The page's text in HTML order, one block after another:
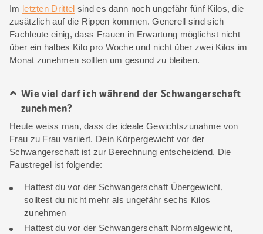
Im letzten Drittel sind es dann noch ungefähr fünf Kilos, die
zusätzlich auf die Rippen kommen. Generell sind sich
Fachleute einig, dass Frauen in Erwartung möglichst nicht
über ein halbes Kilo pro Woche und nicht über zwei Kilos im
Monat zunehmen sollten um gesund zu bleiben.
Wie viel darf ich während der Schwangerschaft
zunehmen?
Heute weiss man, dass die ideale Gewichtszunahme von
Frau zu Frau variiert. Dein Körpergewicht vor der
Schwangerschaft ist zur Berechnung entscheidend. Die
Faustregel ist folgende:
Hattest du vor der Schwangerschaft Übergewicht,
solltest du nicht mehr als ungefähr sechs Kilos
zunehmen
Hattest du vor der Schwangerschaft Normalgewicht,